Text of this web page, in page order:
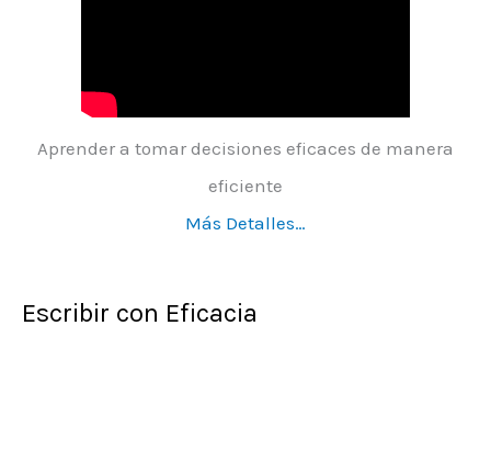
Aprender a tomar decisiones eficaces de manera
eficiente
Más Detalles…
Escribir con Eficacia